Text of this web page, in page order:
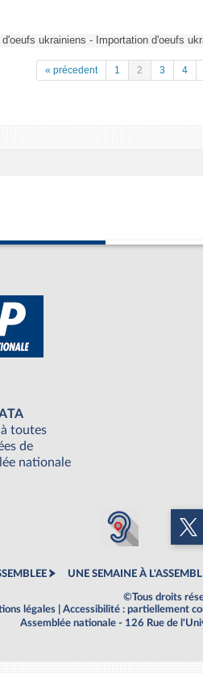
ukrainiens - Importation d'oeufs
« précedent 1 2 3 4
toutes
de
nationale
UNE SEMAINE À
©Tous droits
légales
Accessibilité : partiellement
Assemblée nationale - 126 Rue de